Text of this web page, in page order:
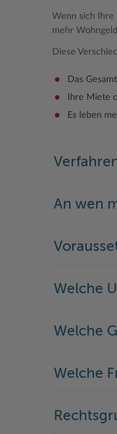
Wenn sich Ihre
mehr
Diese
Das
Ihre Miete
Es leben
An wen
Welche
Welche
Welche